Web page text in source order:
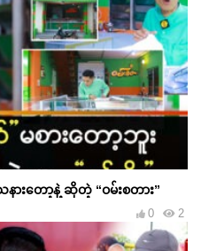
ားတော့နဲ့ ဆိုတဲ့ “ဝမ်းစတား”
2
0